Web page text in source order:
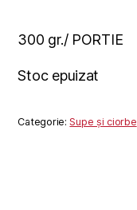
300 gr./ PORTIE
Stoc epuizat
Categorie:Supe și ciorbe